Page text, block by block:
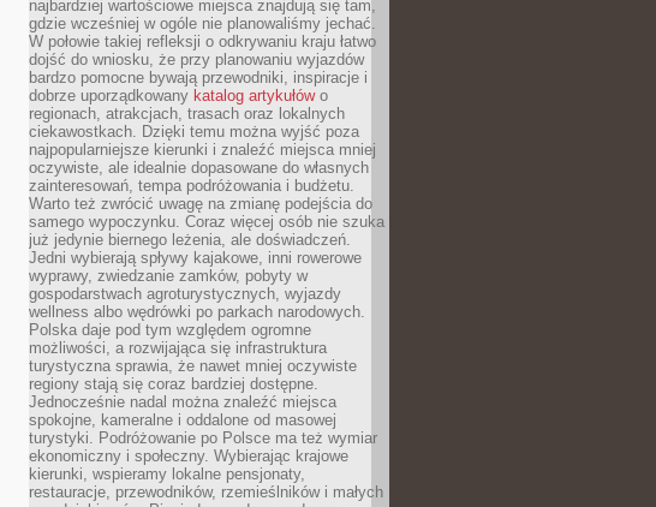
najbardziej wartościowe miejsca znajdują się tam,
gdzie wcześniej w ogóle nie planowaliśmy jechać.
W połowie takiej refleksji o odkrywaniu kraju łatwo
dojść do wniosku, że przy planowaniu wyjazdów
bardzo pomocne bywają przewodniki, inspiracje i
dobrze uporządkowany katalog artykułówo
regionach, atrakcjach, trasach oraz lokalnych
ciekawostkach. Dzięki temu można wyjść poza
najpopularniejsze kierunki i znaleźć miejsca mniej
oczywiste, ale idealnie dopasowane do własnych
zainteresowań, tempa podróżowania i budżetu.
Warto też zwrócić uwagę na zmianę podejścia do
samego wypoczynku. Coraz więcej osób nie szuka
już jedynie biernego leżenia, ale doświadczeń.
Jedni wybierają spływy kajakowe, inni rowerowe
wyprawy, zwiedzanie zamków, pobyty w
gospodarstwach agroturystycznych, wyjazdy
wellness albo wędrówki po parkach narodowych.
Polska daje pod tym względem ogromne
możliwości, a rozwijająca się infrastruktura
turystyczna sprawia, że nawet mniej oczywiste
regiony stają się coraz bardziej dostępne.
Jednocześnie nadal można znaleźć miejsca
spokojne, kameralne i oddalone od masowej
turystyki. Podróżowanie po Polsce ma też wymiar
ekonomiczny i społeczny. Wybierając krajowe
kierunki, wspieramy lokalne pensjonaty,
restauracje, przewodników, rzemieślników i małych